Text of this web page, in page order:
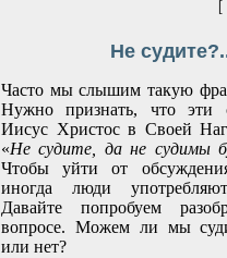
[
Не
Часто мы слышим такую
Нужно признать, что эти
Иисус Христос в Своей
«Не судите, да не судимы
Чтобы уйти от
иногда люди
Давайте попробуем
вопросе. Можем ли мы
или нет?